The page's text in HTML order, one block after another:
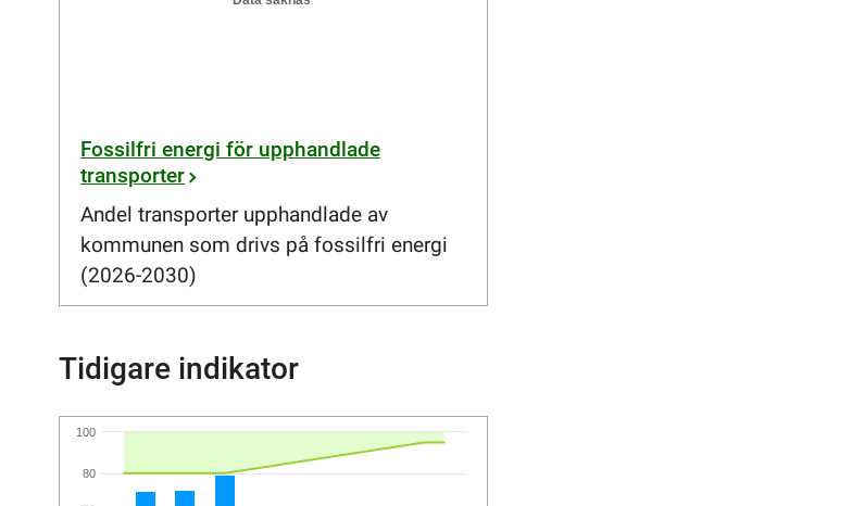
Fossilfri energi för upphandlade
transporter
Andel transporter upphandlade av
kommunen som drivs på fossilfri energi
(2026-2030)
Tidigare indikator
80
100